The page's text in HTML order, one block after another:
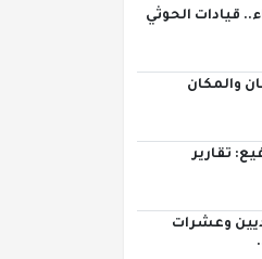
قيادات الحوثي
والمكان
تقارير
وعشرات